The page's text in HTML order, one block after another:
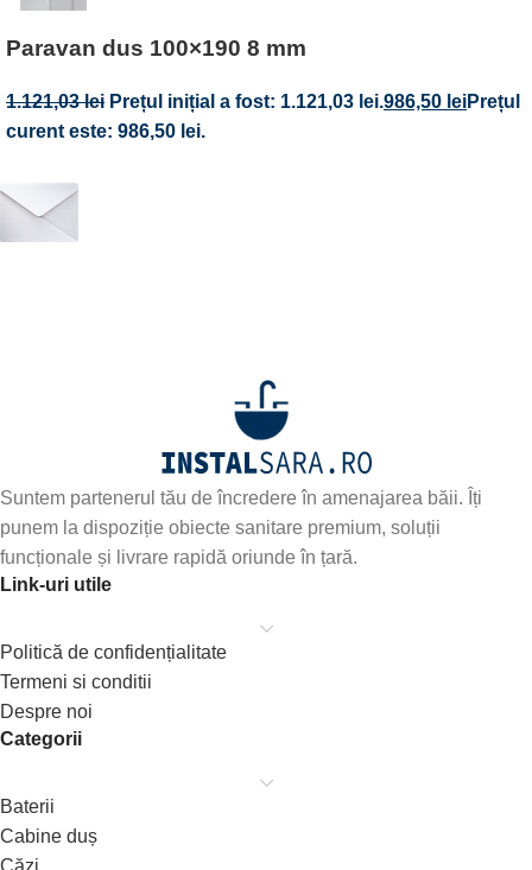
Paravan dus 100×190 8 mm
1.121,03lei Prețul inițial a fost: 1.121,03 lei.986,50 leiPrețul
curent este: 986,50 lei.
Suntem partenerul tău de încredere în amenajarea băii. Îți
punem la dispoziție obiecte sanitare premium, soluții
funcționale și livrare rapidă oriunde în țară.
Link-uri utile
Politică de confidențialitate
Termeni si conditii
Despre noi
Categorii
Baterii
Cabine duș
Căzi